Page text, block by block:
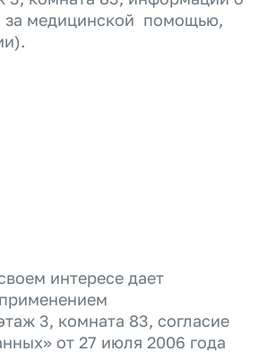
за медицинской помощью,
интересе дает
3, комната 83, согласие
от 27 июля 2006 года